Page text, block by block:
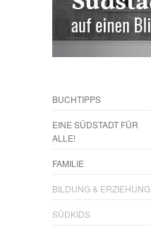
BUCHTIPPS
EINE SÜDSTADT FÜR
ALLE!
FAMILIE
BILDUNG & ERZIEHUNG
SÜDKIDS